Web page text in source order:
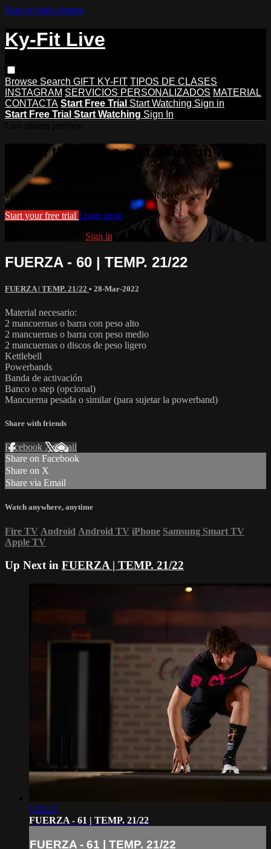
Skip to main content
Ky-Fit Live
Browse Search GIFT KY-FIT TIPOS DE CLASES
INSTAGRAM SERVICIOS PERSONALIZADOS MATERIAL
CONTACTA Start Free Trial Start Watching Sign in
Start Free Trial Start Watching Sign In
Watch this video and more on Ky-Fit
Live
Watch this video and more on Ky-Fit Live
Start your free trial Learn more
Sign in
FUERZA - 60 | TEMP. 21/22
FUERZA | TEMP. 21/22 • 28-Mar-2022
Material necesario:
2 mancuernas o barra con peso alto
2 mancuernas o barra con peso medio
2 mancuernas o discos de peso ligero
Kettlebell
Powerbands
Banda de activación
Banco o step (opcional)
Mancuerna pesada o similar (para sujetar la powerband)
Share with friends
Facebook XEmail
Share on Facebook
Share on X
Share via Email
Watch anywhere, anytime
Fire TV Android Android TV iPhone Samsung Smart TV
Apple TV
Up Next in FUERZA | TEMP. 21/22
1:02:21
FUERZA - 61 | TEMP. 21/22
FUERZA - 61 | TEMP. 21/22